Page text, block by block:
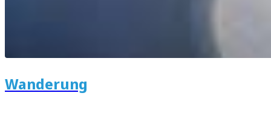
Wanderung